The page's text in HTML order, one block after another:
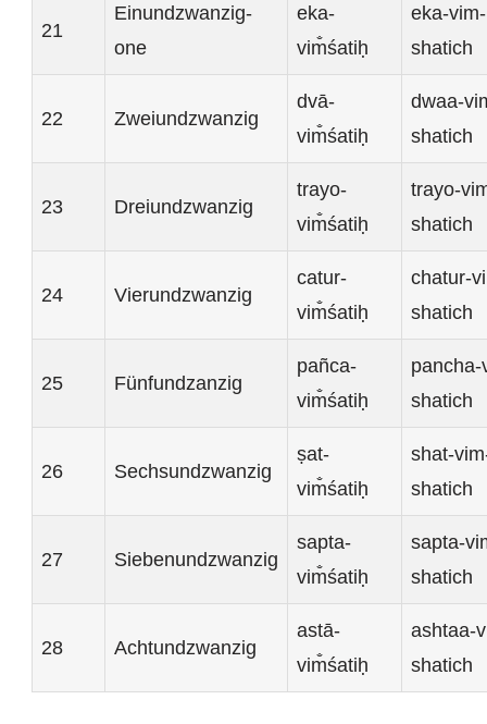
21
Einundzwanzig-
one
eka-
vim̐śatiḥ
eka-vim-
shatich
22 Zweiundzwanzig
dvā-
vim̐śatiḥ
dwaa-
shatich
23 Dreiundzwanzig
trayo-
vim̐śatiḥ
trayo-
shatich
24 Vierundzwanzig
catur-
vim̐śatiḥ
chatur-
shatich
25 Fünfundzanzig
pañca-
vim̐śatiḥ
pancha-
shatich
26 Sechsundzwanzig
ṣat-
vim̐śatiḥ
shat-
shatich
27 Siebenundzwanzig
sapta-
vim̐śatiḥ
sapta-
shatich
28 Achtundzwanzig
astā-
vim̐śatiḥ
ashtaa-
shatich